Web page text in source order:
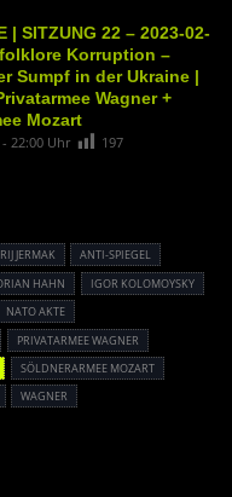
| SITZUNG 22 – 2023-02-
Korruption –
Sumpf in der Ukraine |
Wagner +
Mozart
22:00 Uhr 197
JERMAK
ANTI-SPIEGEL
HAHN
IGOR KOLOMOYSKY
NATO AKTE
PRIVATARMEE WAGNER
SÖLDNERARMEE MOZART
WAGNER